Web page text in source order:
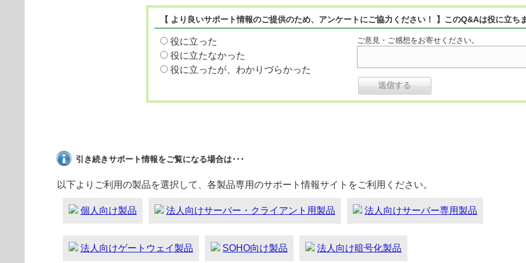
【 より良いサポート情報のご提供のため、アンケートにご協力ください！ 】このQ&Aは役に立ち
役に立った
役に立たなかった
役に立ったが、わかりづらかった
ご意見・ご感想をお寄せください。
引き続きサポート情報をご覧になる場合は･･･
以下よりご利用の製品を選択して、各製品専用のサポート情報サイトをご利用ください。
個人向け製品 法人向けサーバー・クライアント用製品 法人向けサーバー専用製品
法人向けゲートウェイ製品 SOHO向け製品 法人向け暗号化製品